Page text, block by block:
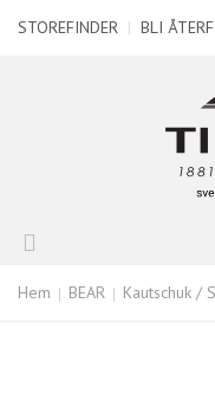
STOREFINDER | BLI
Hem BEAR Kautschuk /